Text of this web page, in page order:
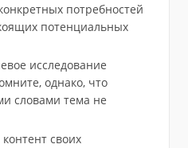
потребностей
потенциальных
исследование
однако, что
словами тема не
своих